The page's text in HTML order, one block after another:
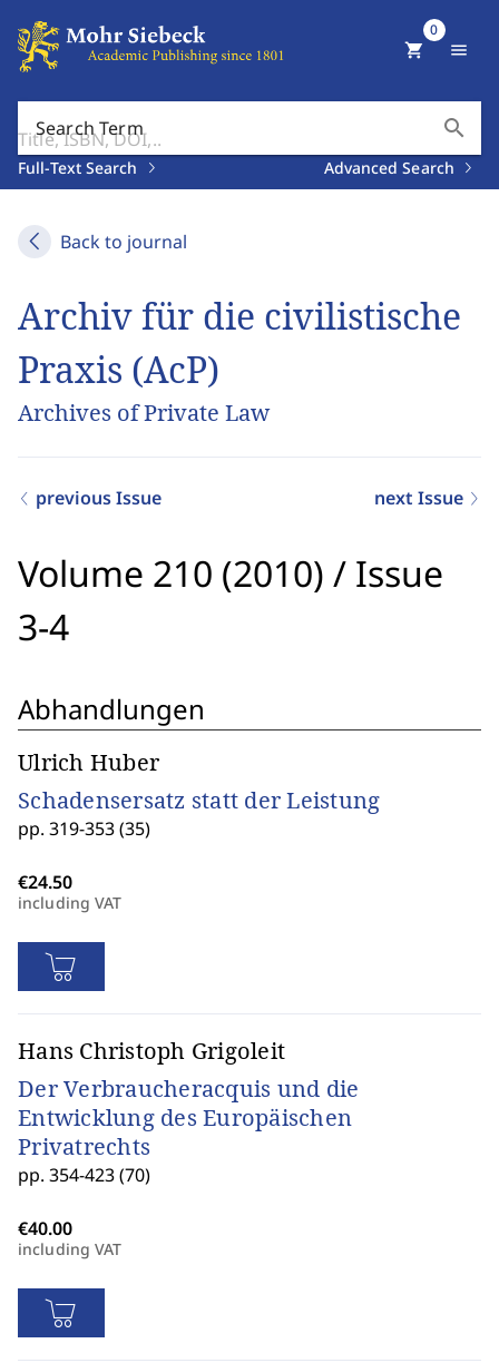
Search Term search
Full-Text Search Advanced Search
shopping_cart
0
menu
Back to journal
Archiv für die civilistische
Praxis (AcP)
Archives of Private Law
previous Issue next Issue
Volume 210 (2010) / Issue
3-4
Abhandlungen
Ulrich Huber
Schadensersatz statt der Leistung
pp. 319-353 (35)
including VAT
Hans Christoph Grigoleit
Der Verbraucheracquis und die
Entwicklung des Europäischen
Privatrechts
pp. 354-423 (70)
including VAT